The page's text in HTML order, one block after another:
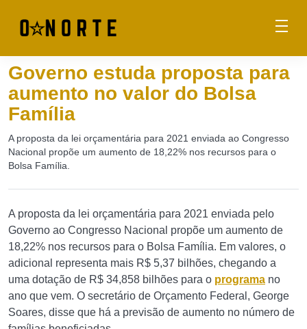
Governo estuda proposta para
aumento no valor do Bolsa
Família
A proposta da lei orçamentária para 2021 enviada ao Congresso
Nacional propõe um aumento de 18,22% nos recursos para o
Bolsa Família.
A proposta da lei orçamentária para 2021 enviada pelo
Governo ao Congresso Nacional propõe um aumento de
18,22% nos recursos para o Bolsa Família. Em valores, o
adicional representa mais R$ 5,37 bilhões, chegando a
uma dotação de R$ 34,858 bilhões para o programa no
ano que vem. O secretário de Orçamento Federal, George
Soares, disse que há a previsão de aumento no número de